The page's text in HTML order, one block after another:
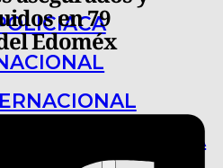
Y TECNOLOGÍA
en 79
Edoméx